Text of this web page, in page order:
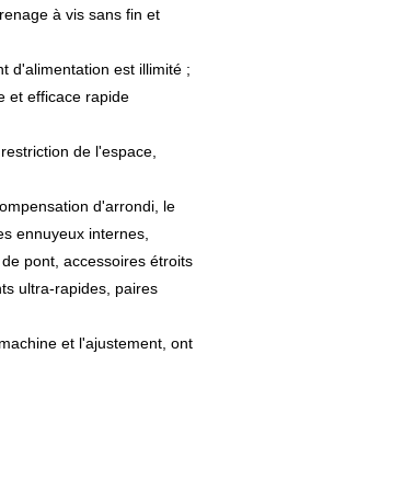
à vis sans fin et
d'alimentation est illimité ;
et efficace rapide
de l'espace,
d'arrondi, le
ennuyeux internes,
pont, accessoires étroits
ultra-rapides, paires
et l'ajustement, ont